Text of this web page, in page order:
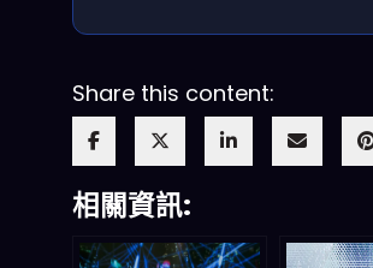
Share this content:
相關資訊: